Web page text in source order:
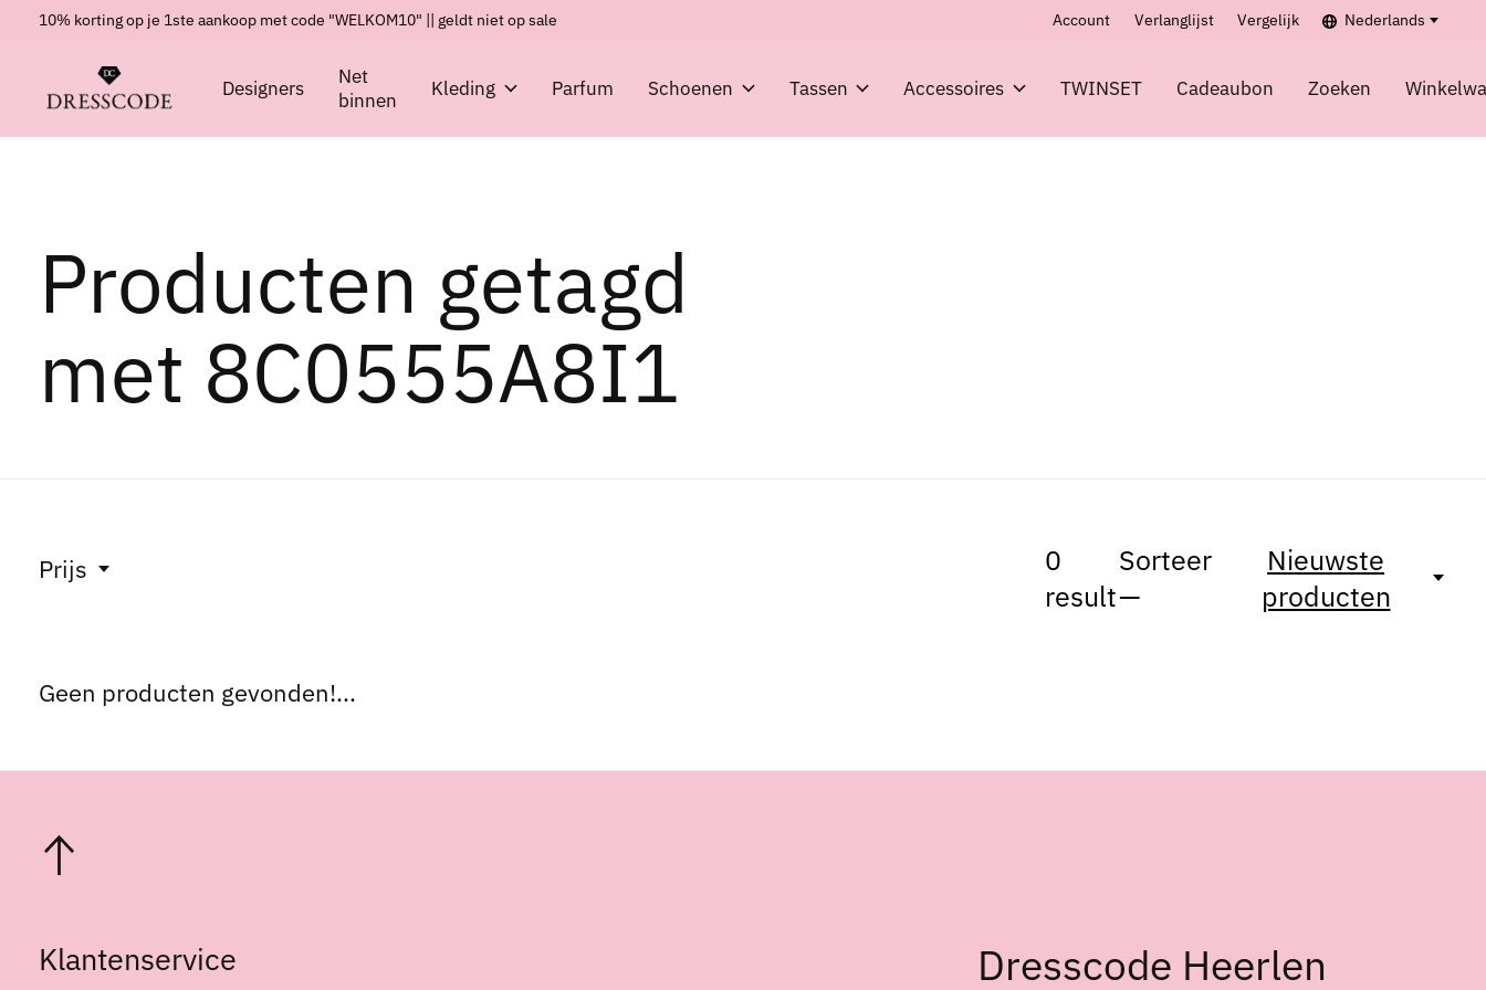
10% korting op je 1ste aankoop met code "WELKOM10" || geldt niet op sale Account Verlanglijst Vergelijk Nederlands
Designers
Net
binnen
Kleding Parfum Schoenen Tassen Accessoires TWINSET Cadeaubon Zoeken
Producten getagd
met 8C0555A8I1
Prijs
0
result
Sorteer
—
Nieuwste
producten
Geen producten gevonden!...
Klantenservice Dresscode Heerlen